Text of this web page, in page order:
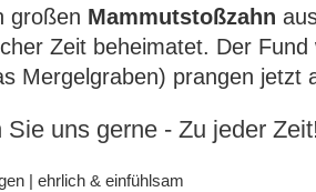
großen Mammutstoßzahn
Zeit beheimatet. Der
Mergelgraben) prangen jetzt
Sie uns gerne - Zu jeder Zeit!
| ehrlich & einfühlsam